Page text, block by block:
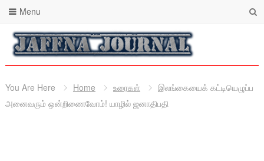
Menu
You Are Here Home உரைகள்
இலங்கையைக் கட்டியெழுப்ப
அனைவரும் ஒன்றிணைவோம்! யாழில் ஜனாதிபதி